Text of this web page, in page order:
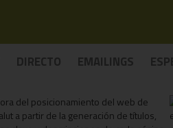
DIRECTO EMAILINGS